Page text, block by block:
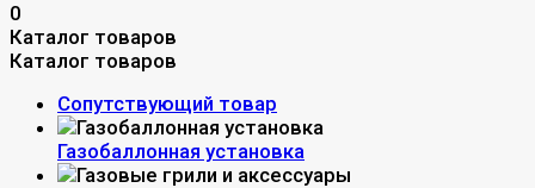
0
Каталог товаров
Каталог товаров
Сопутствующий товар
Газобаллонная установка